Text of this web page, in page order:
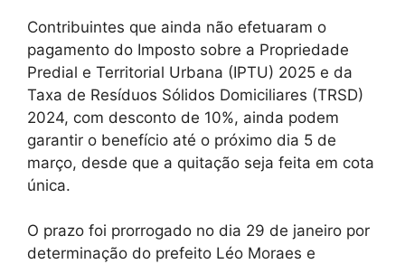
Contribuintes que ainda não efetuaram o
pagamento do Imposto sobre a Propriedade
Predial e Territorial Urbana (IPTU) 2025 e da
Taxa de Resíduos Sólidos Domiciliares (TRSD)
2024, com desconto de 10%, ainda podem
garantir o benefício até o próximo dia 5 de
março, desde que a quitação seja feita em cota
única.
O prazo foi prorrogado no dia 29 de janeiro por
determinação do prefeito Léo Moraes e